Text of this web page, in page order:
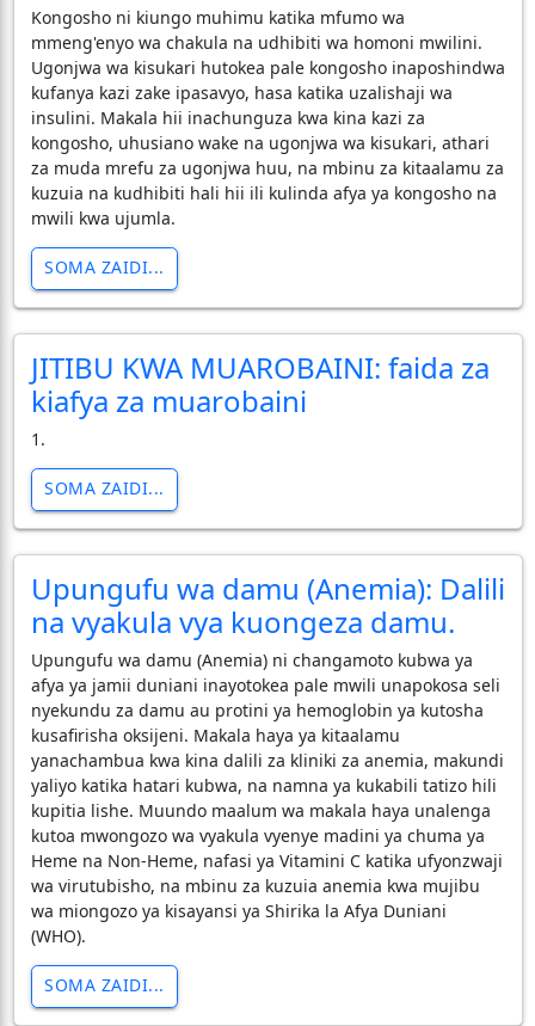
Kongosho ni kiungo muhimu katika mfumo wa
mmeng'enyo wa chakula na udhibiti wa homoni mwilini.
Ugonjwa wa kisukari hutokea pale kongosho inaposhindwa
kufanya kazi zake ipasavyo, hasa katika uzalishaji wa
insulini. Makala hii inachunguza kwa kina kazi za
kongosho, uhusiano wake na ugonjwa wa kisukari, athari
za muda mrefu za ugonjwa huu, na mbinu za kitaalamu za
kuzuia na kudhibiti hali hii ili kulinda afya ya kongosho na
mwili kwa ujumla.
SOMA ZAIDI...
JITIBU KWA MUAROBAINI: faida za
kiafya za muarobaini
1.
SOMA ZAIDI...
Upungufu wa damu (Anemia): Dalili
na vyakula vya kuongeza damu.
Upungufu wa damu (Anemia) ni changamoto kubwa ya
afya ya jamii duniani inayotokea pale mwili unapokosa seli
nyekundu za damu au protini ya hemoglobin ya kutosha
kusafirisha oksijeni. Makala haya ya kitaalamu
yanachambua kwa kina dalili za kliniki za anemia, makundi
yaliyo katika hatari kubwa, na namna ya kukabili tatizo hili
kupitia lishe. Muundo maalum wa makala haya unalenga
kutoa mwongozo wa vyakula vyenye madini ya chuma ya
Heme na Non-Heme, nafasi ya Vitamini C katika ufyonzwaji
wa virutubisho, na mbinu za kuzuia anemia kwa mujibu
wa miongozo ya kisayansi ya Shirika la Afya Duniani
(WHO).
SOMA ZAIDI...